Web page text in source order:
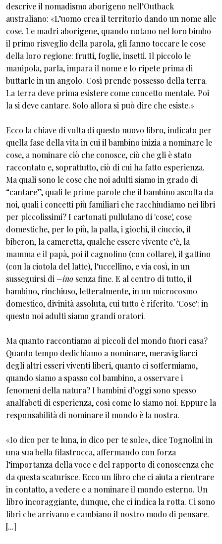
descrive il nomadismo aborigeno nell’Outback
australiano: «L’uomo crea il territorio dando un nome alle
cose. Le madri aborigene, quando notano nel loro bimbo
il primo risveglio della parola, gli fanno toccare le cose
della loro regione: frutti, foglie, insetti. Il piccolo le
manipola, parla, impara il nome e lo ripete prima di
buttarle in un angolo. Così prende possesso della terra.
La terra deve prima esistere come concetto mentale. Poi
la si deve cantare. Solo allora si può dire che esiste.»
Ecco la chiave di volta di questo nuovo libro, indicato per
quella fase della vita in cui il bambino inizia a nominare le
cose, a nominare ciò che conosce, ciò che gli è stato
raccontato e, soprattutto, ciò di cui ha fatto esperienza.
Ma quali sono le cose che noi adulti siamo in grado di
“cantare”, quali le prime parole che il bambino ascolta da
noi, quali i concetti più familiari che racchiudiamo nei libri
per piccolissimi? I cartonati pullulano di 'cose', cose
domestiche, per lo più, la palla, i giochi, il ciuccio, il
biberon, la cameretta, qualche essere vivente c’è, la
mamma e il papà, poi il cagnolino (con collare), il gattino
(con la ciotola del latte), l’uccellino, e via così, in un
susseguirsi di –ino senza fine. E al centro di tutto, il
bambino, rinchiuso, letteralmente, in un microcosmo
domestico, divinità assoluta, cui tutto è riferito. 'Cose': in
questo noi adulti siamo grandi oratori.
Ma quanto raccontiamo ai piccoli del mondo fuori casa?
Quanto tempo dedichiamo a nominare, meravigliarci
degli altri esseri viventi liberi, quanto ci soffermiamo,
quando siamo a spasso col bambino, a osservare i
fenomeni della natura? I bambini d’oggi sono spesso
analfabeti di esperienza, così come lo siamo noi. Eppure la
responsabilità di nominare il mondo è la nostra.
«Io dico per te luna, io dico per te sole», dice Tognolini in
una sua bella filastrocca, affermando con forza
l’importanza della voce e del rapporto di conoscenza che
da questa scaturisce. Ecco un libro che ci aiuta a rientrare
in contatto, a vedere e a nominare il mondo esterno. Un
libro incoraggiante, dunque, che ci indica la rotta. Ci sono
libri che arrivano e cambiano il nostro modo di pensare.
[...]